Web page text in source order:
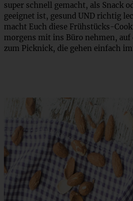
super schnell gemacht, als Snack
geeignet ist, gesund UND richtig
macht Euch diese Frühstücks-
morgens mit ins Büro nehmen, auf
zum Picknick, die gehen einfach